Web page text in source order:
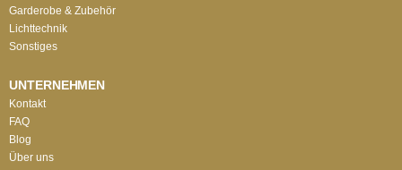
Garderobe & Zubehör
Lichttechnik
Sonstiges
UNTERNEHMEN
Kontakt
FAQ
Blog
Über uns